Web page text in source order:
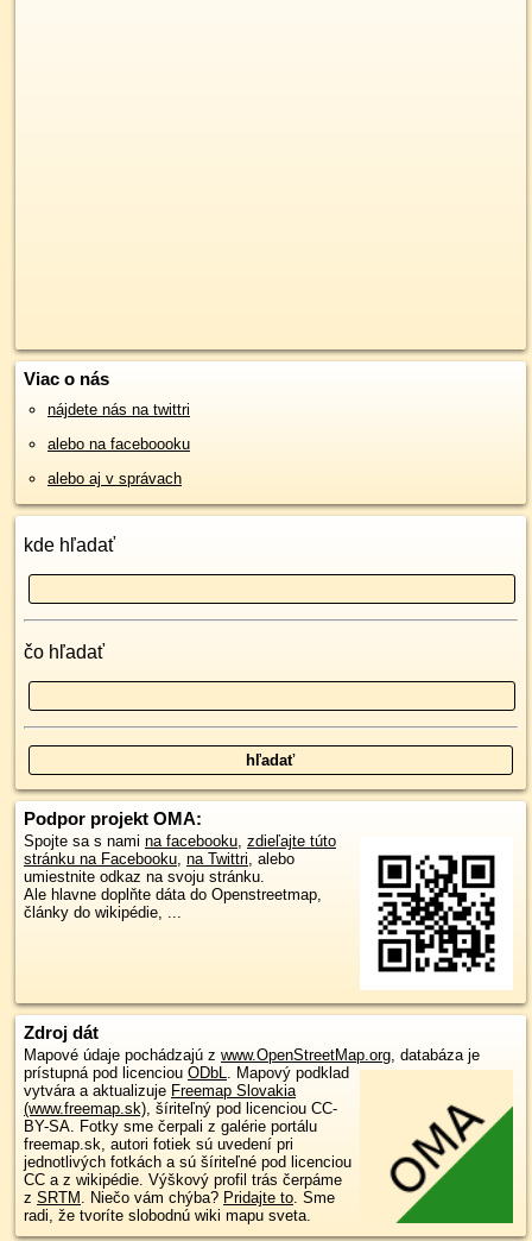
Viac o nás
nájdete nás na twittri
alebo na faceboooku
alebo aj v správach
kde hľadať
čo hľadať
Podpor projekt OMA:
Spojte sa s nami na facebooku, zdieľajte túto
stránku na Facebooku, na Twittri, alebo
umiestnite odkaz na svoju stránku.
Ale hlavne doplňte dáta do Openstreetmap,
články do wikipédie, ...
Zdroj dát
Mapové údaje pochádzajú z www.OpenStreetMap.org, databáza je
prístupná pod licenciou ODbL. Mapový podklad
vytvára a aktualizuje Freemap Slovakia
(www.freemap.sk), šíriteľný pod licenciou CC-
BY-SA. Fotky sme čerpali z galérie portálu
freemap.sk, autori fotiek sú uvedení pri
jednotlivých fotkách a sú šíriteľné pod licenciou
CC a z wikipédie. Výškový profil trás čerpáme
z SRTM . Niečo vám chýba? Pridajte to. Sme
radi, že tvoríte slobodnú wiki mapu sveta.